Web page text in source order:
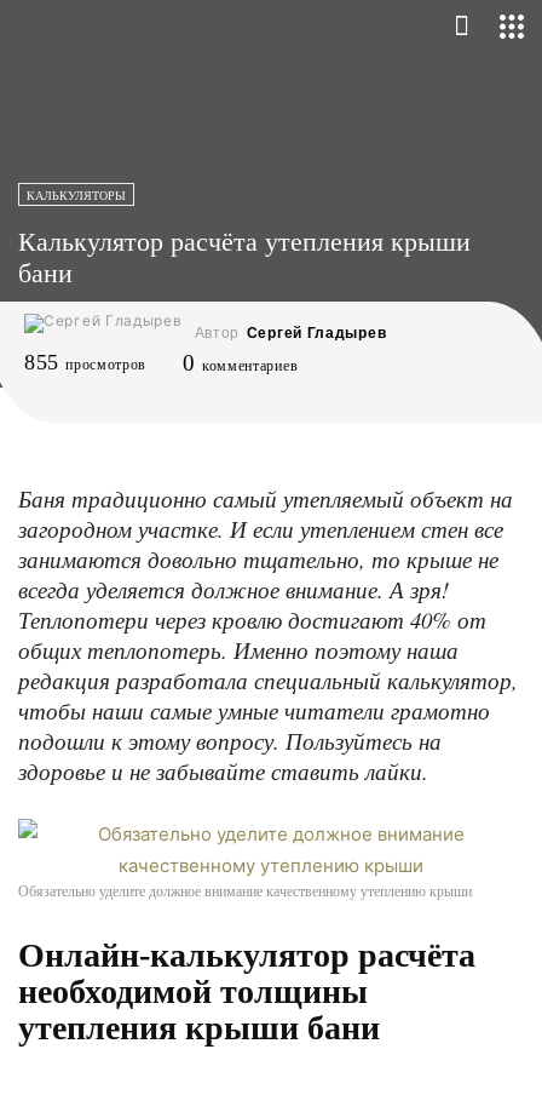
КАЛЬКУЛЯТОРЫ
Калькулятор расчёта утепления крыши
бани
Автор Сергей Гладырев
855 просмотров 0 комментариев
Баня традиционно самый утепляемый объект на
загородном участке. И если утеплением стен все
занимаются довольно тщательно, то крыше не
всегда уделяется должное внимание. А зря!
Теплопотери через кровлю достигают 40% от
общих теплопотерь. Именно поэтому наша
редакция разработала специальный калькулятор,
чтобы наши самые умные читатели грамотно
подошли к этому вопросу. Пользуйтесь на
здоровье и не забывайте ставить лайки.
Обязательно уделите должное внимание качественному утеплению крыши
Онлайн-калькулятор расчёта
необходимой толщины
утепления крыши бани